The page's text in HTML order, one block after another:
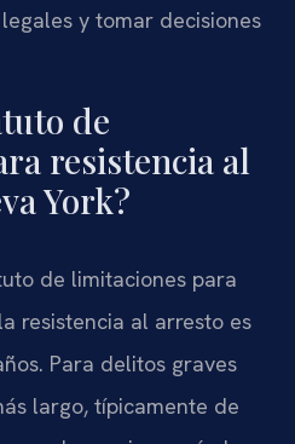
y tomar decisiones
de
resistencia al
York?
de limitaciones para
resistencia al arresto es
Para delitos graves
largo, típicamente de